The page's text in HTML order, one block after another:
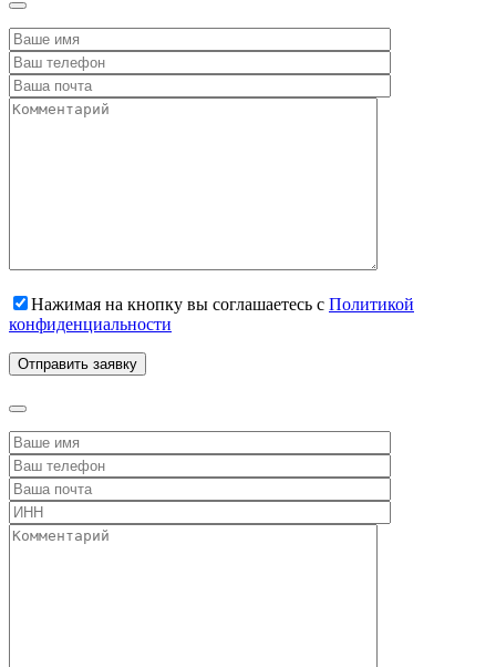
Нажимая на кнопку вы соглашаетесь с Политикой
конфиденциальности